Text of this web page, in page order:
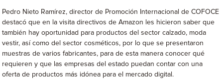
Pedro Nieto Ramírez, director de Promoción Internacional de COFOCE
destacó que en la visita directivos de Amazon les hicieron saber que
también hay oportunidad para productos del sector calzado, moda
vestir, así como del sector cosméticos, por lo que se presentaron
muestras de varios fabricantes, para de esta manera conocer qué
requieren y que las empresas del estado puedan contar con una
oferta de productos más idónea para el mercado digital.